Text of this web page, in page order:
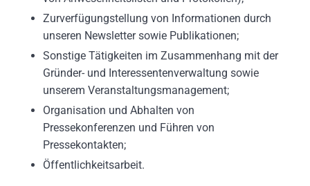
Zurverfügungstellung von Informationen durch
unseren Newsletter sowie Publikationen;
Sonstige Tätigkeiten im Zusammenhang mit der
Gründer- und Interessentenverwaltung sowie
unserem Veranstaltungsmanagement;
Organisation und Abhalten von
Pressekonferenzen und Führen von
Pressekontakten;
Öffentlichkeitsarbeit.